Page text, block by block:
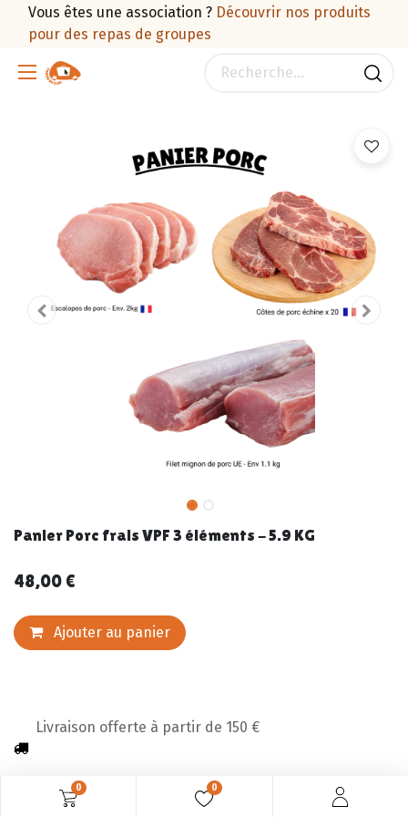
0 0
Vous êtes une association ? Découvrir nos produits
pour des repas de groupes
Panier Porc frais VPF 3 éléments - 5.9 KG
48,00 €
Ajouter au panier
Livraison offerte à partir de 150 €